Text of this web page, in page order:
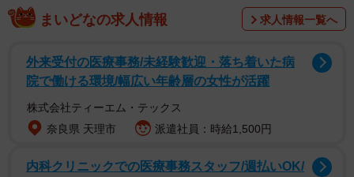
まいどなの求人情報 求人情報一覧へ
外来受付の医療事務/未経験歓迎・落ち着いた病
院で働ける環境/幅広い年齢層の女性が活躍
株式会社ティーエム・テックス
奈良県 天理市
派遣社員：時給1,500円
内科クリニックでの医療事務スタッフ/週払いOK/